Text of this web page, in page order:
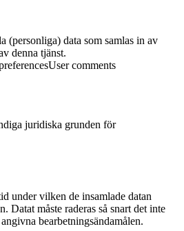
(personliga) data som samlas in av
denna tjänst.
User comments
juridiska grunden för
under vilken de insamlade datan
Datat måste raderas så snart det inte
bearbetningsändamålen.